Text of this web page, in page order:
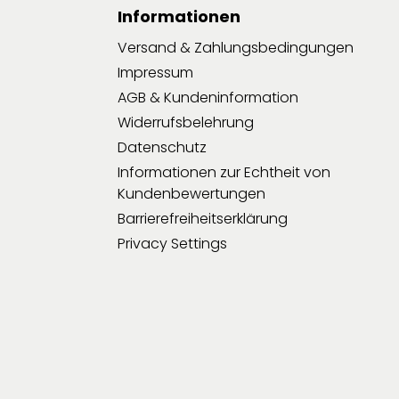
Informationen
Versand & Zahlungsbedingungen
Impressum
AGB & Kundeninformation
Widerrufsbelehrung
Datenschutz
Informationen zur Echtheit von
Kundenbewertungen
Barrierefreiheitserklärung
Privacy Settings